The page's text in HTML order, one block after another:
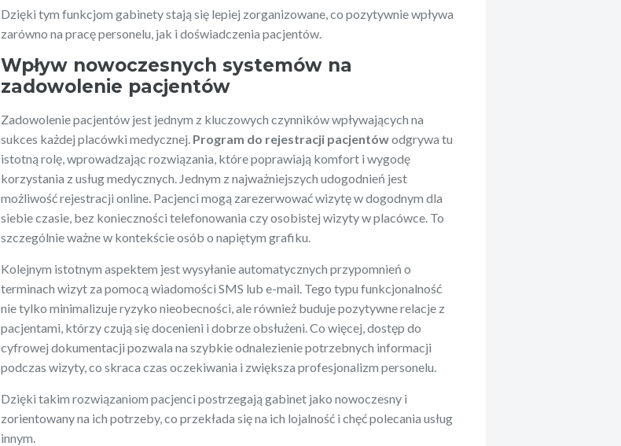
Dzięki tym funkcjom gabinety stają się lepiej zorganizowane, co pozytywnie wpływa
zarówno na pracę personelu, jak i doświadczenia pacjentów.
Wpływ nowoczesnych systemów na
zadowolenie pacjentów
Zadowolenie pacjentów jest jednym z kluczowych czynników wpływających na
sukces każdej placówki medycznej. Program do rejestracji pacjentówodgrywa tu
istotną rolę, wprowadzając rozwiązania, które poprawiają komfort i wygodę
korzystania z usług medycznych. Jednym z najważniejszych udogodnień jest
możliwość rejestracji online. Pacjenci mogą zarezerwować wizytę w dogodnym dla
siebie czasie, bez konieczności telefonowania czy osobistej wizyty w placówce. To
szczególnie ważne w kontekście osób o napiętym grafiku.
Kolejnym istotnym aspektem jest wysyłanie automatycznych przypomnień o
terminach wizyt za pomocą wiadomości SMS lub e-mail. Tego typu funkcjonalność
nie tylko minimalizuje ryzyko nieobecności, ale również buduje pozytywne relacje z
pacjentami, którzy czują się docenieni i dobrze obsłużeni. Co więcej, dostęp do
cyfrowej dokumentacji pozwala na szybkie odnalezienie potrzebnych informacji
podczas wizyty, co skraca czas oczekiwania i zwiększa profesjonalizm personelu.
Dzięki takim rozwiązaniom pacjenci postrzegają gabinet jako nowoczesny i
zorientowany na ich potrzeby, co przekłada się na ich lojalność i chęć polecania usług
innym.